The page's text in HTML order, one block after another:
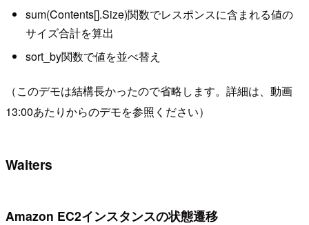
sum(Contents[].Size)関数でレスポンスに含まれる値の
サイズ合計を算出
sort_by関数で値を並べ替え
（このデモは結構長かったので省略します。詳細は、動画
13:00あたりからのデモを参照ください）
Waiters
Amazon EC2インスタンスの状態遷移